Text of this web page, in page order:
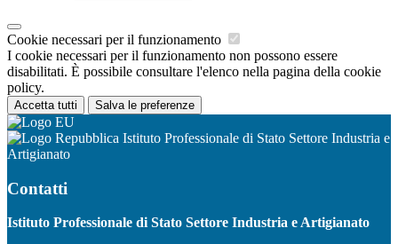
Cookie necessari per il funzionamento
I cookie necessari per il funzionamento non possono essere
disabilitati. È possibile consultare l'elenco nella pagina della cookie
policy.
Accetta tutti Salva le preferenze
Istituto Professionale di Stato Settore Industria e
Artigianato
Contatti
Istituto Professionale di Stato Settore Industria e Artigianato